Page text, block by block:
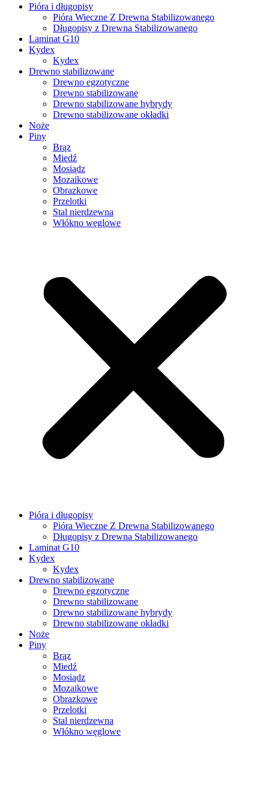
Pióra i długopisy
Pióra Wieczne Z Drewna Stabilizowanego
Długopisy z Drewna Stabilizowanego
Laminat G10
Kydex
Kydex
Drewno stabilizowane
Drewno egzotyczne
Drewno stabilizowane
Drewno stabilizowane hybrydy
Drewno stabilizowane okładki
Noże
Piny
Brąz
Miedź
Mosiądz
Mozaikowe
Obrazkowe
Przelotki
Stal nierdzewna
Włókno węglowe
Pióra i długopisy
Pióra Wieczne Z Drewna Stabilizowanego
Długopisy z Drewna Stabilizowanego
Laminat G10
Kydex
Kydex
Drewno stabilizowane
Drewno egzotyczne
Drewno stabilizowane
Drewno stabilizowane hybrydy
Drewno stabilizowane okładki
Noże
Piny
Brąz
Miedź
Mosiądz
Mozaikowe
Obrazkowe
Przelotki
Stal nierdzewna
Włókno węglowe